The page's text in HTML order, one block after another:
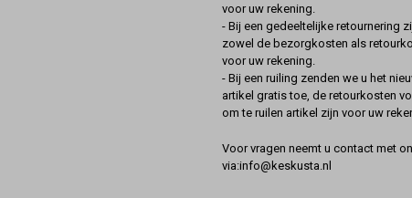
voor uw rekening.
- Bij een gedeeltelijke retournering
zowel de bezorgkosten als
voor uw rekening.
- Bij een ruiling zenden we u het
artikel gratis toe, de retourkosten
om te ruilen artikel zijn voor uw
Voor vragen neemt u contact met
via:info@keskusta.nl